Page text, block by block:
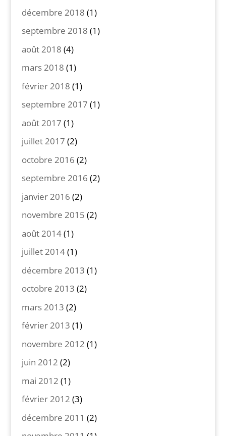
décembre 2018 (1)
septembre 2018 (1)
août 2018 (4)
mars 2018 (1)
février 2018 (1)
septembre 2017 (1)
août 2017 (1)
juillet 2017 (2)
octobre 2016 (2)
septembre 2016 (2)
janvier 2016 (2)
novembre 2015 (2)
août 2014(1)
juillet 2014(1)
décembre 2013 (1)
octobre 2013 (2)
mars 2013 (2)
février 2013 (1)
novembre 2012 (1)
juin 2012 (2)
mai 2012 (1)
février 2012 (3)
décembre 2011 (2)